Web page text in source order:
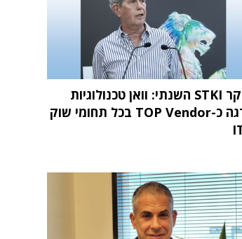
מחקר STKI השנתי: וואן טכנולוגיות
דורגה כ-TOP Vendor בכל תחומי שוק